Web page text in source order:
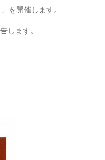
を開催します。
します。